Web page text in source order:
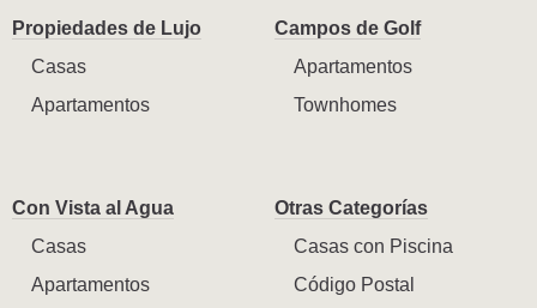
Propiedades de Lujo
Casas
Apartamentos
Campos de Golf
Apartamentos
Townhomes
Con Vista al Agua
Casas
Apartamentos
Otras Categorías
Casas con Piscina
Código Postal